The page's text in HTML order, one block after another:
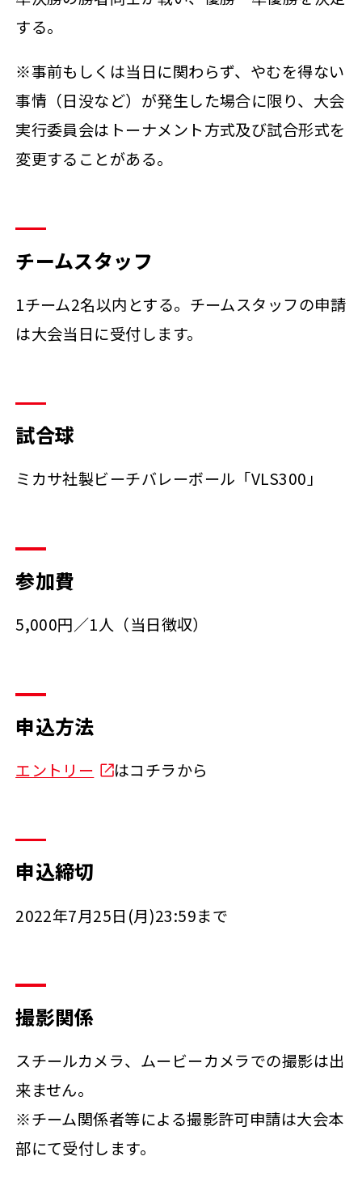
する。
※事前もしくは当日に関わらず、やむを得ない
事情（日没など）が発生した場合に限り、大会
実行委員会はトーナメント方式及び試合形式を
変更することがある。
チームスタッフ
1チーム2名以内とする。チームスタッフの申請
は大会当日に受付します。
試合球
ミカサ社製ビーチバレーボール「VLS300」
参加費
5,000円／1人（当日徴収）
申込方法
エントリー はコチラから
申込締切
2022年7月25日(月)23:59まで
撮影関係
スチールカメラ、ムービーカメラでの撮影は出
来ません。
※チーム関係者等による撮影許可申請は大会本
部にて受付します。